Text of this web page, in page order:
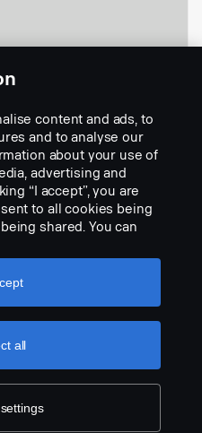
360° numérique
PRIVACY STATEMENT
content and ads, to
and to analyse our
about your use of
advertising and
“I accept”, you are
to all cookies being
shared. You can
categories you’d like to
explanation of how we
all